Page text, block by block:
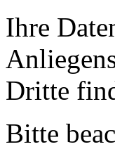
Ihre
Dritte
Bitte